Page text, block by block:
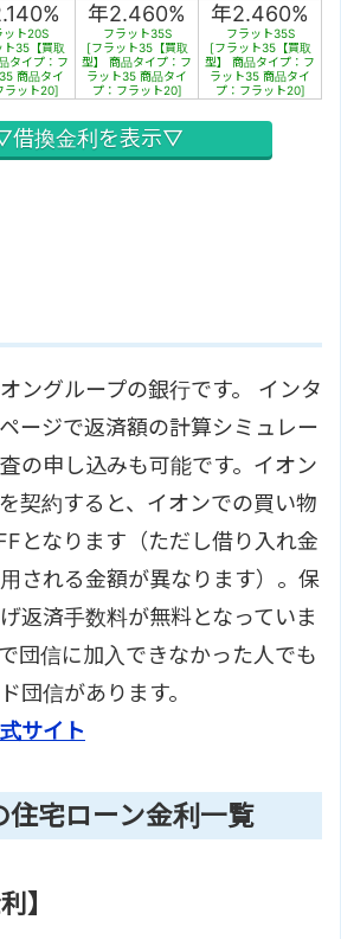
ット20S
ト35【買取
タイプ：フ
商品タイ
ラット20]
年2.460%
フラット35S
[フラット35【買取
型】 商品タイプ：フ
ラット35 商品タイ
プ：フラット20]
年2.460%
フラット35S
[フラット35【買取
型】 商品タイプ：フ
ラット35 商品タイ
プ：フラット20]
借換金利を表示▽
ングループの銀行です。 インタ
ージで返済額の計算シミュレー
の申し込みも可能です。イオン
契約すると、イオンでの買い物
となります（ただし借り入れ金
される金額が異なります）。保
返済手数料が無料となっていま
団信に加入できなかった人でも
団信があります。
サイト
住宅ローン金利一覧
】